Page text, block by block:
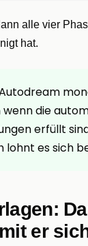
alle vier
hat.
wenn die
erfüllt
lohnt es sich
er